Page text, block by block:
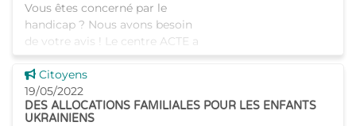
Vous êtes concerné par le
handicap ? Nous avons besoin
de votre avis ! Le centre ACTE a
été mandaté par la COCOF et
la COCOM pour réaliser une
étude sur la situation et les
besoins des pers
Voir cette news
Citoyens
19/05/2022
DES ALLOCATIONS FAMILIALES POUR LES ENFANTS
UKRAINIENS